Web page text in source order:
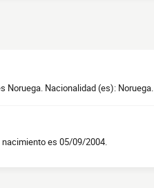
Noruega. Nacionalidad (es): Noruega.
nacimiento es 05/09/2004.